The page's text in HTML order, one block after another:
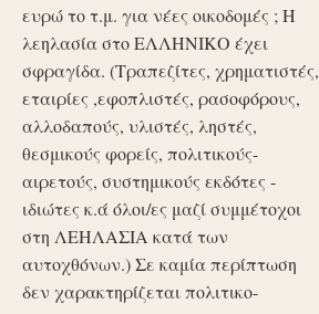
ευρώ το τ.μ. για νέες οικοδομές ; Η
λεηλασία στο ΕΛΛΗΝΙΚΟ έχει
σφραγίδα. (Τραπεζίτες, χρηματιστές,
εταιρίες ,εφοπλιστές, ρασοφόρους,
αλλοδαπούς, υλιστές, ληστές,
θεσμικούς φορείς, πολιτικούς-
αιρετούς, συστημικούς εκδότες -
ιδιώτες κ.ά όλοι/ες μαζί συμμέτοχοι
στη ΛΕΗΛΑΣΙΑ κατά των
αυτοχθόνων.) Σε καμία περίπτωση
δεν χαρακτηρίζεται πολιτικο-